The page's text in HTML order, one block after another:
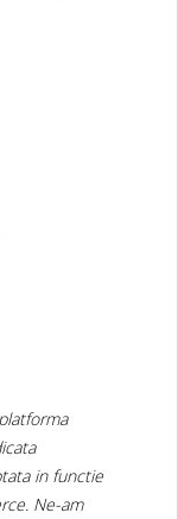
in functie
Ne-am